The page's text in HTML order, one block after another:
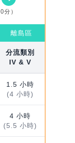
）
離島區
分流類別
IV & V
1.5 小時
(4 小時)
4 小時
(5.5 小時)